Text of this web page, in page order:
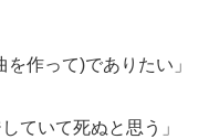
作って)でありたい」
ていて死ぬと思う」